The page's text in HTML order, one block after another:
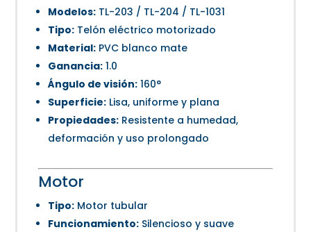
Modelos: TL-203 / TL-204 / TL-1031
Tipo: Telón eléctrico motorizado
Material: PVC blanco mate
Ganancia: 1.0
Ángulo de visión: 160°
Superficie: Lisa, uniforme y plana
Propiedades: Resistente a humedad,
deformación y uso prolongado
Motor
Tipo: Motor tubular
Funcionamiento: Silencioso y suave